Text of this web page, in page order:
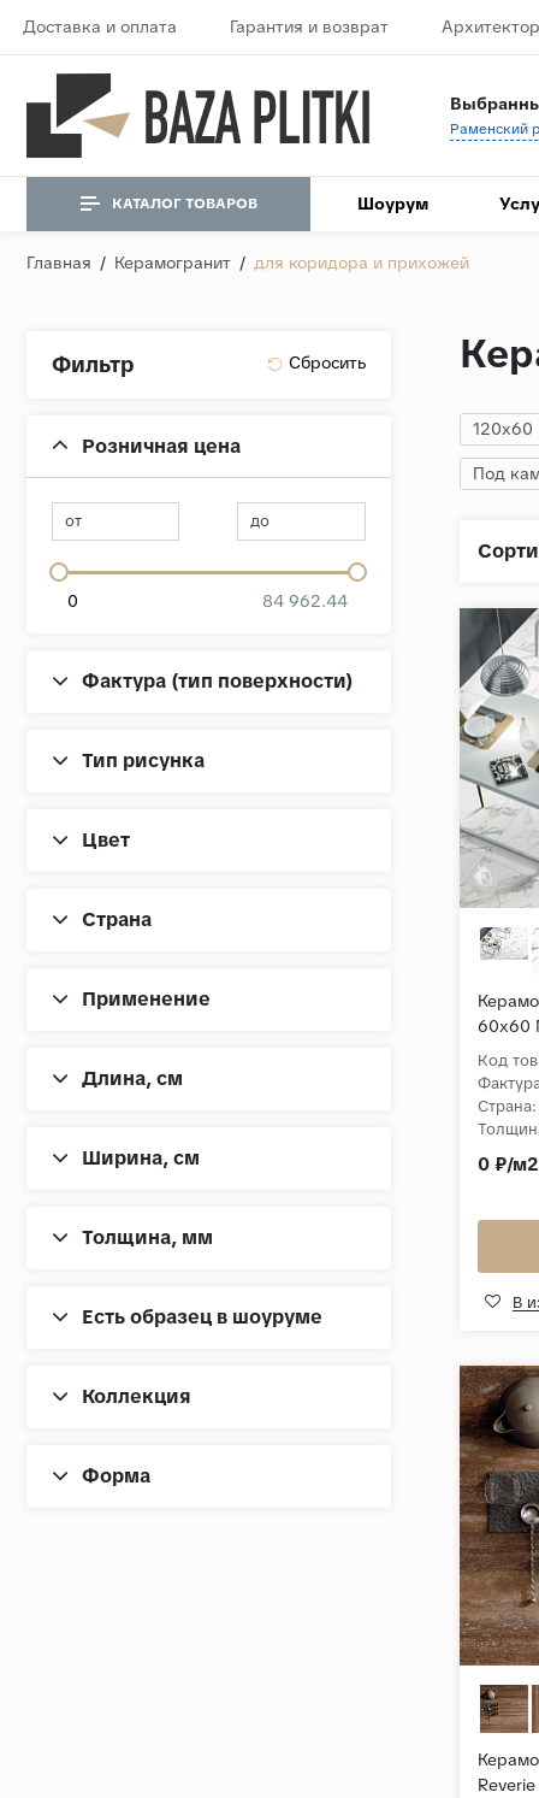
Доставка и оплата Гарантия и возврат
КАТАЛОГ ТОВАРОВ Шоурум
Главная / Керамогранит / для коридора и прихожей
Фильтр
Розничная цена
от до
0 84 962.44
Фактура (тип поверхности)
Тип рисунка
Цвет
Страна
Применение
Длина, cм
Ширина, cм
Толщина, мм
Есть образец в шоуруме
Коллекция
Форма
120x60
Под
60x60
Код
Страна:
0 ₽/м2
В